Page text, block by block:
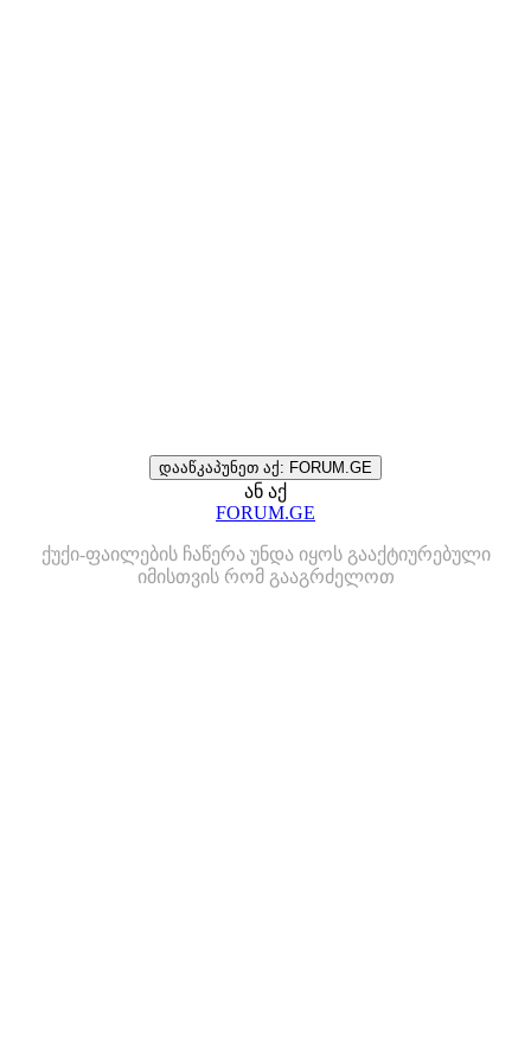
დააწკაპუნეთ აქ: FORUM.GE
ან აქ
FORUM.GE
ქუქი-ფაილების ჩაწერა უნდა იყოს გააქტიურებული
იმისთვის რომ გააგრძელოთ